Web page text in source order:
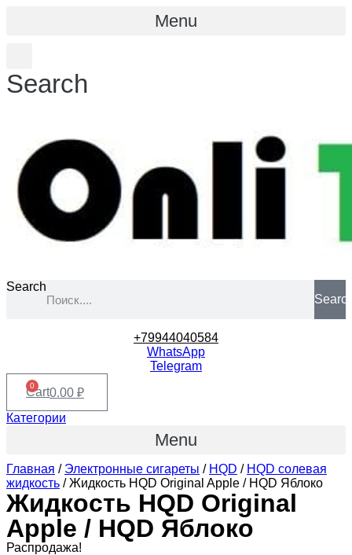
Menu
Search
Search
+79944040584
WhatsApp
Telegram
0.00 ₽
0
Cart
Категории
Menu
Главная / Электронные сигареты / HQD / HQD солевая
жидкость / Жидкость HQD Original Apple / HQD Яблоко
Жидкость HQD Original
Apple / HQD Яблоко
Распродажа!